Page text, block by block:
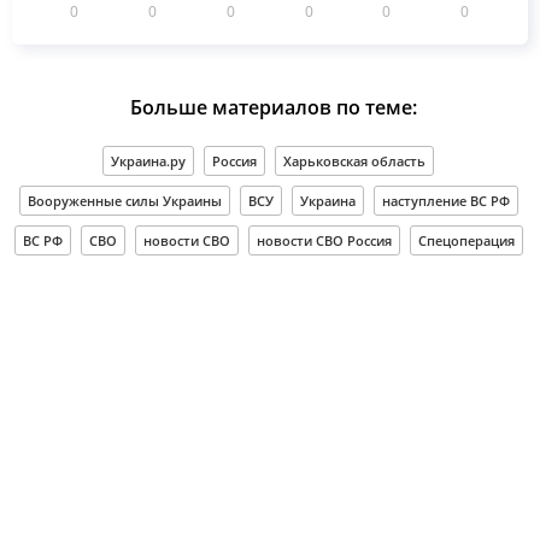
0 0 0 0 0 0
Больше материалов по теме:
Украина.ру Россия Харьковская область
Вооруженные силы Украины ВСУ Украина наступление ВС РФ
ВС РФ СВО новости СВО новости СВО Россия Спецоперация